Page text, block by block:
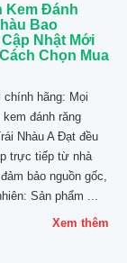
Kem Đánh
Bao
Nhật Mới
Chọn Mua
chính hãng: Mọi
kem đánh răng
Nhàu A Đạt đều
trực tiếp từ nhà
bảo nguồn gốc,
Sản phẩm ...
Xem thêm